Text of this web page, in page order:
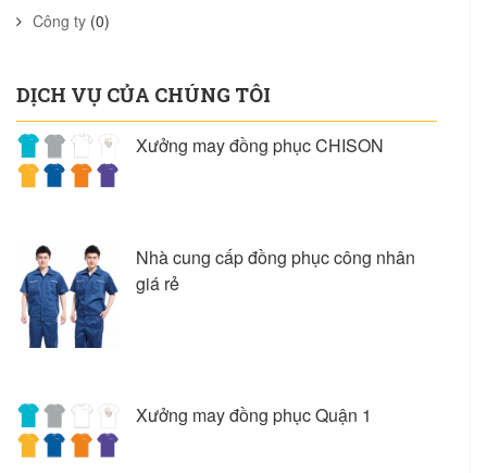
Công ty (0)
DỊCH VỤ CỦA CHÚNG TÔI
Xưởng may đồng phục CHISON
Nhà cung cấp đồng phục công nhân
giá rẻ
Xưởng may đồng phục Quận 1